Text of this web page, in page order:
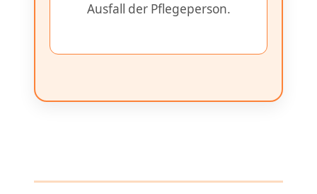
Ausfall der Pflegeperson.